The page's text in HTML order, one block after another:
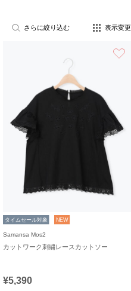
さらに絞り込む 表示変更
タイムセール対象 NEW
Samansa Mos2
カットワーク刺繍レースカットソー
¥5,390